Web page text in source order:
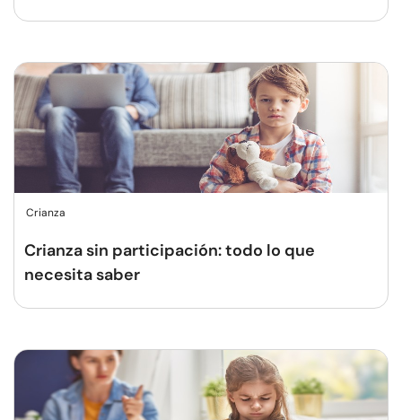
Crianza
Crianza sin participación: todo lo que
necesita saber